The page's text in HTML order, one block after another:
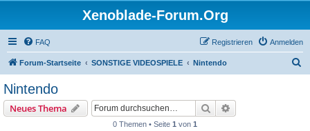
Xenoblade-Forum.Org
FAQ Anmelden
Registrieren
Forum-Startseite SONSTIGE VIDEOSPIELE Nintendo
Nintendo
Neues Thema Suche
0 Themen • Seite 1 von 1